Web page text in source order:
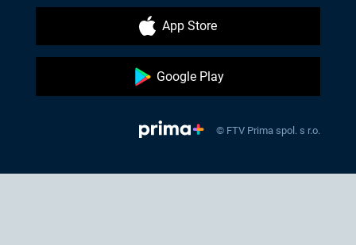
App Store
Google Play
© FTV Prima spol. s r.o.